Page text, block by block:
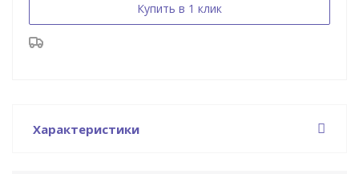
Купить в 1 клик
Характеристики